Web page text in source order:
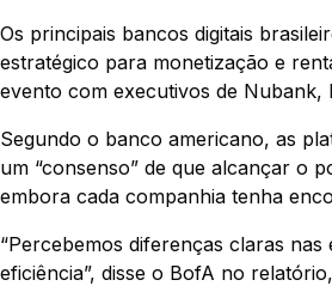
Os principais bancos digitais
estratégico para monetização e
evento com executivos de
Segundo o banco americano, as
um “consenso” de que alcançar o
embora cada companhia tenha
“Percebemos diferenças claras
eficiência”, disse o BofA no